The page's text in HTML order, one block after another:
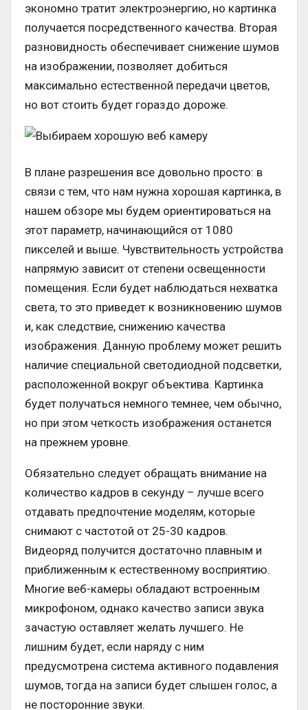
экономно тратит электроэнергию, но картинка
получается посредственного качества. Вторая
разновидность обеспечивает снижение шумов
на изображении, позволяет добиться
максимально естественной передачи цветов,
но вот стоить будет гораздо дороже.
В плане разрешения все довольно просто: в
связи с тем, что нам нужна хорошая картинка, в
нашем обзоре мы будем ориентироваться на
этот параметр, начинающийся от 1080
пикселей и выше. Чувствительность устройства
напрямую зависит от степени освещенности
помещения. Если будет наблюдаться нехватка
света, то это приведет к возникновению шумов
и, как следствие, снижению качества
изображения. Данную проблему может решить
наличие специальной светодиодной подсветки,
расположенной вокруг объектива. Картинка
будет получаться немного темнее, чем обычно,
но при этом четкость изображения останется
на прежнем уровне.
Обязательно следует обращать внимание на
количество кадров в секунду – лучше всего
отдавать предпочтение моделям, которые
снимают с частотой от 25-30 кадров.
Видеоряд получится достаточно плавным и
приближенным к естественному восприятию.
Многие веб-камеры обладают встроенным
микрофоном, однако качество записи звука
зачастую оставляет желать лучшего. Не
лишним будет, если наряду с ним
предусмотрена система активного подавления
шумов, тогда на записи будет слышен голос, а
не посторонние звуки.